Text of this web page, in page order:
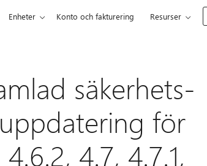
Enheter Konto och fakturering Resurser
säkerhets-
för
4.7, 4.7.1,